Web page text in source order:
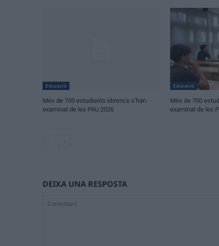
Educació
Més de 700 estudiants ebrencs s’han
examinat de les PAU 2026
Educació
Més de 700
examinat de les
DEIXA UNA RESPOSTA